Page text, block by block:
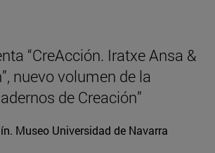
“CreAcción. Iratxe Ansa &
nuevo volumen de la
de Creación”
Museo Universidad de Navarra